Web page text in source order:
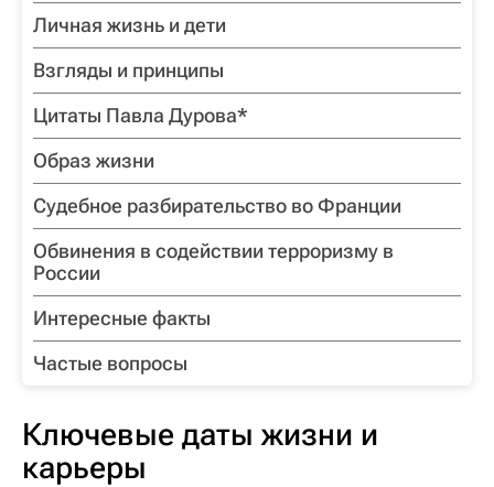
Личная жизнь и дети
Взгляды и принципы
Цитаты Павла Дурова*
Образ жизни
Судебное разбирательство во Франции
Обвинения в содействии терроризму в
России
Интересные факты
Частые вопросы
Ключевые даты жизни и
карьеры